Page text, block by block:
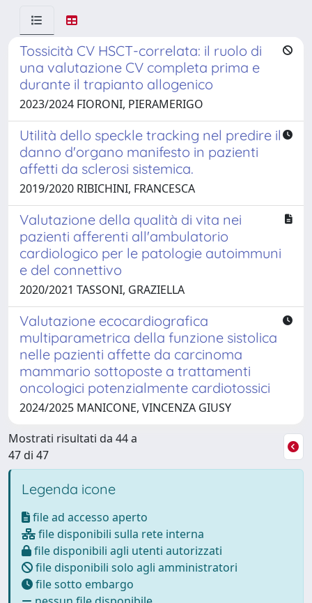
Tossicità CV HSCT-correlata: il ruolo di
una valutazione CV completa prima e
durante il trapianto allogenico
2023/2024 FIORONI, PIERAMERIGO
Utilità dello speckle tracking nel predire il
danno d'organo manifesto in pazienti
affetti da sclerosi sistemica.
2019/2020 RIBICHINI, FRANCESCA
Valutazione della qualità di vita nei
pazienti afferenti all'ambulatorio
cardiologico per le patologie autoimmuni
e del connettivo
2020/2021 TASSONI, GRAZIELLA
Valutazione ecocardiografica
multiparametrica della funzione sistolica
nelle pazienti affette da carcinoma
mammario sottoposte a trattamenti
oncologici potenzialmente cardiotossici
2024/2025 MANICONE, VINCENZA GIUSY
Mostrati risultati da 44 a
47 di 47
Legenda icone
file ad accesso aperto
file disponibili sulla rete interna
file disponibili agli utenti autorizzati
file disponibili solo agli amministratori
file sotto embargo